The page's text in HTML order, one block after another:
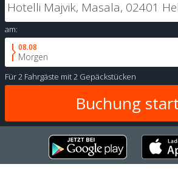
am:
08.08
Morgen
Für2 Fahrgäste mit2 Gepäckstücken